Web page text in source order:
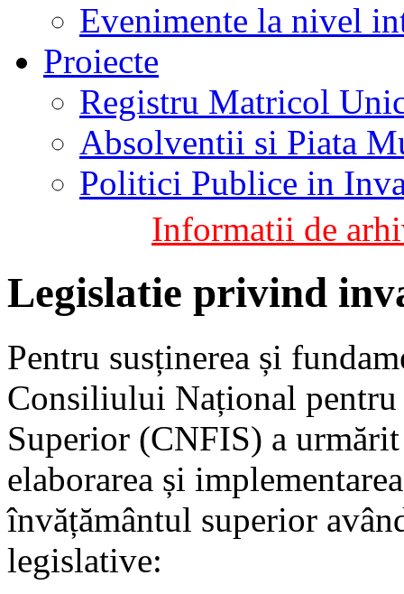
Evenimente la nivel
Proiecte
Registru Matricol
Absolventii si Piata
Politici Publice in
Informatii de
Legislatie privind
Pentru susținerea și
Consiliului Național
Superior (CNFIS) a
elaborarea și
învățământul superior
legislative: